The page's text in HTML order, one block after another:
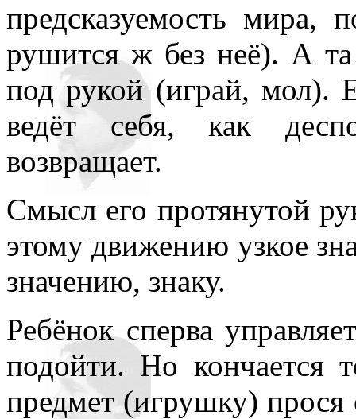
предсказуемость
рушится ж без неё). А та
под рукой (играй, мол).
ведёт себя, как
возвращает.
Смысл его протянутой
этому движению узкое
значению, знаку.
Ребёнок сперва
подойти. Но кончается
предмет (игрушку) прося